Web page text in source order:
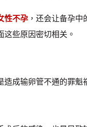
性不孕 ，还会让备孕
这些原因密切相关。
成输卵管不通的罪魁